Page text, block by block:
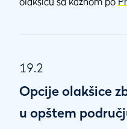
19.2
Opcije olakšice
u opštem